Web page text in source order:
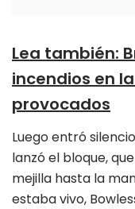
Lea también:
incendios en
provocados
Luego entró
lanzó el bloque,
mejilla hasta la
estaba vivo,